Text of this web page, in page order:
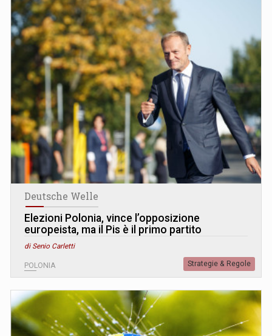
Deutsche Welle
Elezioni Polonia, vince l’opposizione
europeista, ma il Pis è il primo partito
di Senio Carletti
POLONIA Strategie & Regole